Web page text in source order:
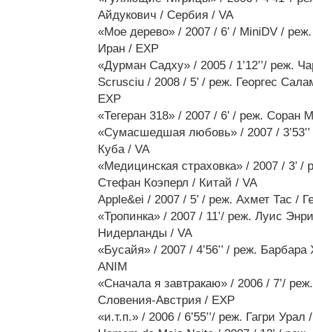
Айдукович / Сербия / VA
«Мое дерево» / 2007 / 6’ / MiniDV /
Иран / EXP
«Дурман Садху» / 2005 / 1’12’’/ реж.
Scrusciu / 2008 / 5’ / реж. Георгес
EXP
«Тегеран 318» / 2007 / 6’ / реж. Соран
«Сумасшедшая любовь» / 2007 /
Куба / VA
«Медицинская страховка» / 2007 / 3’
Стефан Коэперл / Китай / VA
Apple&ei / 2007 / 5’ / реж. Aхмет Тас /
«Тропинка» / 2007 / 11’/ реж. Луис
Нидерланды / VA
«Бусайя» / 2007 / 4’56’’ / реж.
ANIM
«Cначала я завтракаю» / 2006 / 7’/
Словения-Австрия / EXP
«и.т.п.» / 2006 / 6’55’’/ реж. Гагри